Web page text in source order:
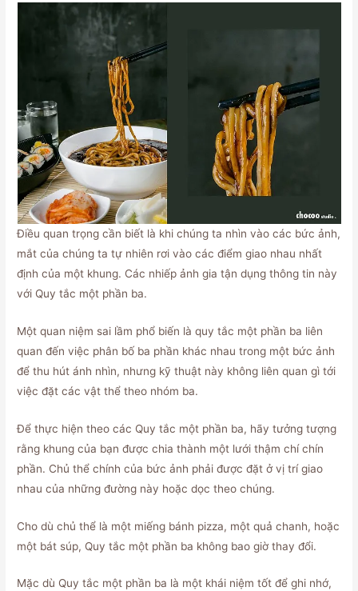
Điều quan trọng cần biết là khi chúng ta nhìn vào các bức ảnh,
mắt của chúng ta tự nhiên rơi vào các điểm giao nhau nhất
định của một khung. Các nhiếp ảnh gia tận dụng thông tin này
với Quy tắc một phần ba.
Một quan niệm sai lầm phổ biến là quy tắc một phần ba liên
quan đến việc phân bố ba phần khác nhau trong một bức ảnh
để thu hút ánh nhìn, nhưng kỹ thuật này không liên quan gì tới
việc đặt các vật thể theo nhóm ba.
Để thực hiện theo các Quy tắc một phần ba, hãy tưởng tượng
rằng khung của bạn được chia thành một lưới thậm chí chín
phần. Chủ thể chính của bức ảnh phải được đặt ở vị trí giao
nhau của những đường này hoặc dọc theo chúng.
Cho dù chủ thể là một miếng bánh pizza, một quả chanh, hoặc
một bát súp, Quy tắc một phần ba không bao giờ thay đổi.
Mặc dù Quy tắc một phần ba là một khái niệm tốt để ghi nhớ,